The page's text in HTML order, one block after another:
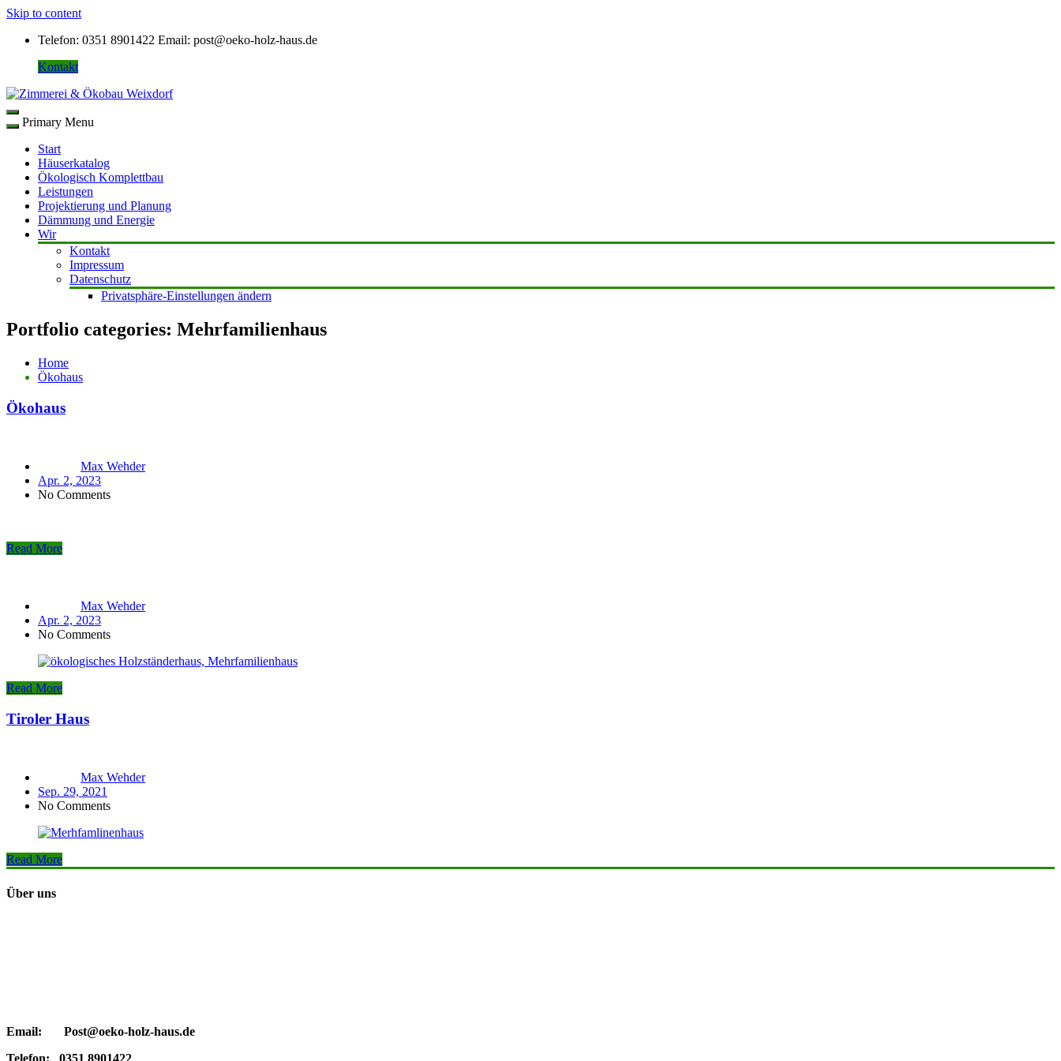
Skip to content
Telefon: 0351 8901422 Email: post@oeko-holz-haus.de
Kontakt
Primary Menu
Start
Häuserkatalog
Ökologisch Komplettbau
Leistungen
Projektierung und Planung
Dämmung und Energie
Wir
Kontakt
Impressum
Datenschutz
Privatsphäre-Einstellungen ändern
Portfolio categories: Mehrfamilienhaus
Home
Ökohaus
Ökohaus
Max Wehder
Apr. 2, 2023
No Comments
Read More
Max Wehder
Apr. 2, 2023
No Comments
Read More
Tiroler Haus
Max Wehder
Sep. 29, 2021
No Comments
Read More
Über uns
Email: Post@oeko-holz-haus.de
Telefon: 0351 8901422